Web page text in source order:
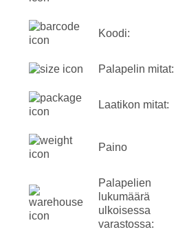
Koodi:
Palapelin mitat:
Laatikon mitat:
Paino
Palapelien
lukumäärä
ulkoisessa
varastossa: